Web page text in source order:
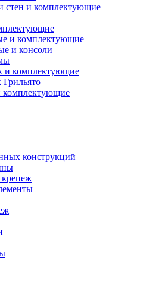
стен и комплектующие
и комплектующие
и консоли
и комплектующие
Грильято
комплектующие
конструкций